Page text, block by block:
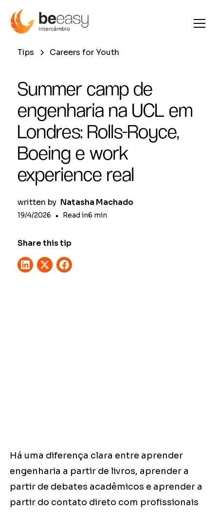
Tips Careers for Youth
Summer camp de
engenharia na UCL em
Londres: Rolls-Royce,
Boeing e work
experience real
written by Natasha Machado
19/4/2026 • Read in6 min
Share this tip
Há uma diferença clara entre aprender
engenharia a partir de livros, aprender a
partir de debates acadêmicos e aprender a
partir do contato direto com profissionais